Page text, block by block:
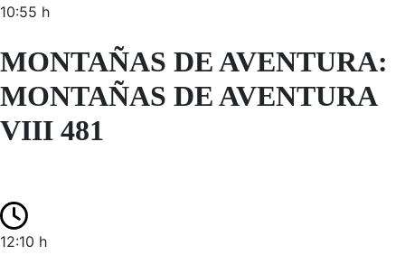
10:55 h
MONTAÑAS DE AVENTURA:
MONTAÑAS DE AVENTURA
VIII 481
12:10 h